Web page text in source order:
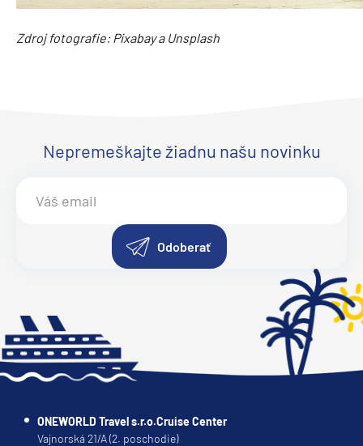
Zdroj fotografie: Pixabay a Unsplash
Nepremeškajte žiadnu našu novinku
Odoberať
ONEWORLD Travel s.r.o.Cruise Center
Vajnorská 21/A (2. poschodie)